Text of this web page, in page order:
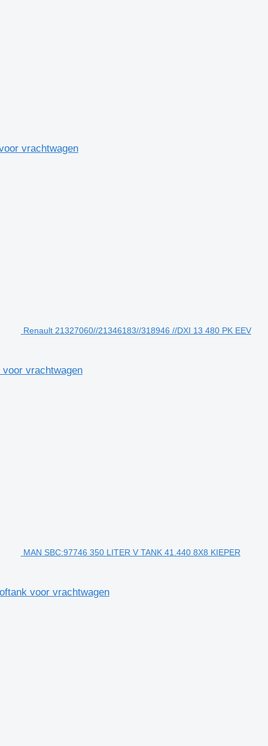
vrachtwagen
Renault 21327060//21346183//318946 //DXI 13 480 PK EEV
voor vrachtwagen
MAN SBC:97746 350 LITER V TANK 41.440 8X8 KIEPER
voor vrachtwagen